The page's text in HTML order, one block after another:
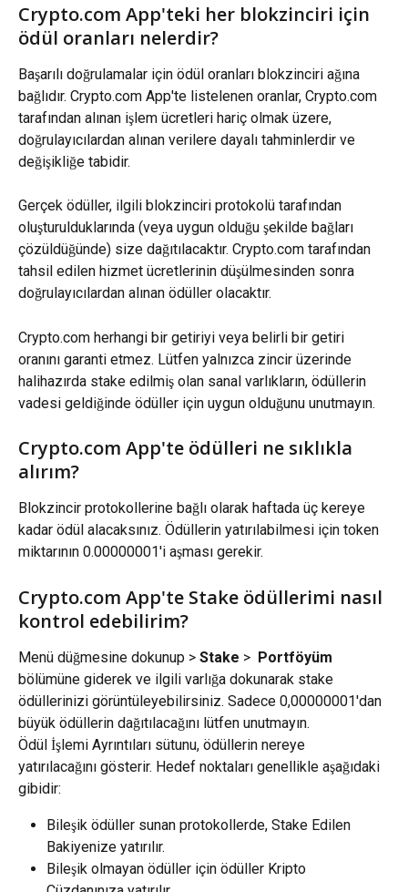
Crypto.com App'teki her blokzinciri için
ödül oranları nelerdir?
Başarılı doğrulamalar için ödül oranları blokzinciri ağına
bağlıdır. Crypto.com App'te listelenen oranlar, Crypto.com
tarafından alınan işlem ücretleri hariç olmak üzere,
doğrulayıcılardan alınan verilere dayalı tahminlerdir ve
değişikliğe tabidir.
Gerçek ödüller, ilgili blokzinciri protokolü tarafından
oluşturulduklarında (veya uygun olduğu şekilde bağları
çözüldüğünde) size dağıtılacaktır. Crypto.com tarafından
tahsil edilen hizmet ücretlerinin düşülmesinden sonra
doğrulayıcılardan alınan ödüller olacaktır.
Crypto.com herhangi bir getiriyi veya belirli bir getiri
oranını garanti etmez. Lütfen yalnızca zincir üzerinde
halihazırda stake edilmiş olan sanal varlıkların, ödüllerin
vadesi geldiğinde ödüller için uygun olduğunu unutmayın.
Crypto.com App'te ödülleri ne sıklıkla
alırım?
Blokzincir protokollerine bağlı olarak haftada üç kereye
kadar ödül alacaksınız. Ödüllerin yatırılabilmesi için token
miktarının 0.00000001'i aşması gerekir.
Crypto.com App'te Stake ödüllerimi nasıl
kontrol edebilirim?
Menü düğmesine dokunup > Stake > Portföyüm
bölümüne giderek ve ilgili varlığa dokunarak stake
ödüllerinizi görüntüleyebilirsiniz. Sadece 0,00000001'dan
büyük ödüllerin dağıtılacağını lütfen unutmayın.
Ödül İşlemi Ayrıntıları sütunu, ödüllerin nereye
yatırılacağını gösterir. Hedef noktaları genellikle aşağıdaki
gibidir:
Bileşik ödüller sunan protokollerde, Stake Edilen
Bakiyenize yatırılır.
Bileşik olmayan ödüller için ödüller Kripto